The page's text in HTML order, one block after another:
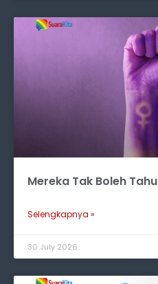
Mereka Tak Boleh Tahu
Selengkapnya »
30 July 2026